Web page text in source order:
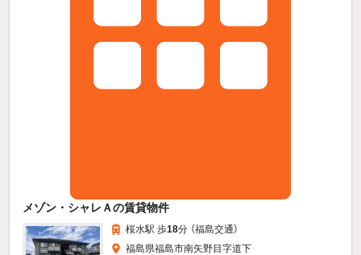
メゾン・シャレＡの賃貸物件
桜水駅 歩18分 （福島交通）
福島県福島市南矢野目字道下